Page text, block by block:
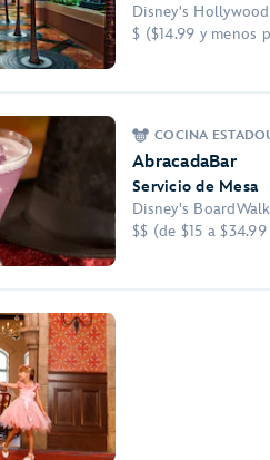
Disney's
$ ($14.99 y menos
COCINA
AbracadaBar
Servicio de Mesa
Disney's BoardWalk
$$ (de $15 a